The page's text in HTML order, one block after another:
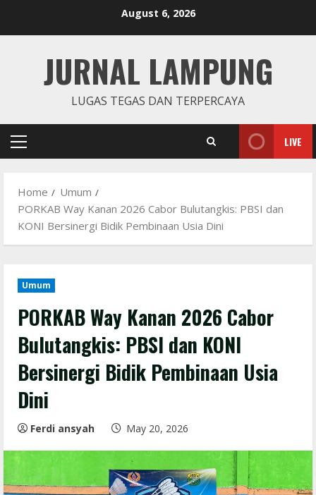
August 6, 2026
JURNAL LAMPUNG
LUGAS TEGAS DAN TERPERCAYA
Primary
LIVE
Home
Umum
PORKAB Way Kanan 2026 Cabor Bulutangkis: PBSI dan
KONI Bersinergi Bidik Pembinaan Usia Dini
Umum
PORKAB Way Kanan 2026 Cabor
Bulutangkis: PBSI dan KONI
Bersinergi Bidik Pembinaan Usia
Dini
Ferdi ansyah May 20, 2026